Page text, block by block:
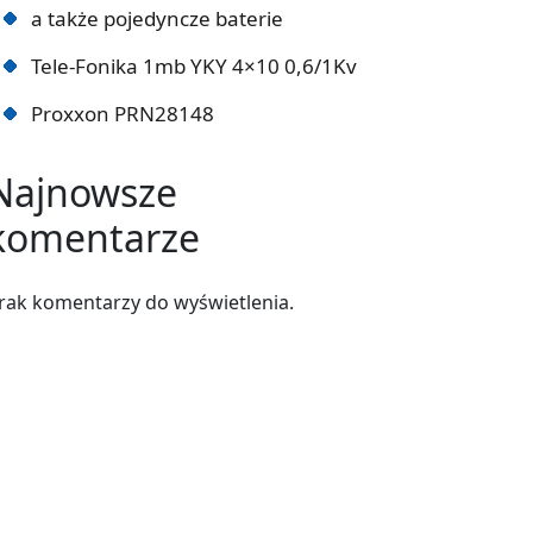
a także pojedyncze baterie
Tele-Fonika 1mb YKY 4×10 0,6/1Kv
Proxxon PRN28148
komentarzy do wyświetlenia.